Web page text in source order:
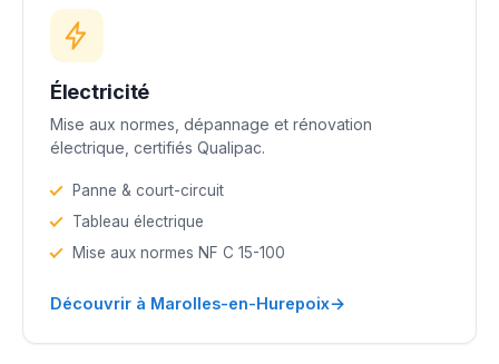
Électricité
Mise aux normes, dépannage et rénovation
électrique, certifiés Qualipac.
Panne & court-circuit
Tableau électrique
Mise aux normes NF C 15-100
Découvrir à Marolles-en-Hurepoix→